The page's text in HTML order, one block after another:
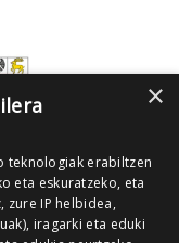
×
teknologiak erabiltzen
eta eskuratzeko, eta
IP helbidea,
iragarki eta eduki